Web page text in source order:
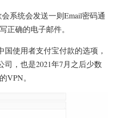
系统会发送一则Email密码通
正确的电子邮件。
国使用者支付宝付款的选项，
司，也是2021年7月之后少数
VPN。